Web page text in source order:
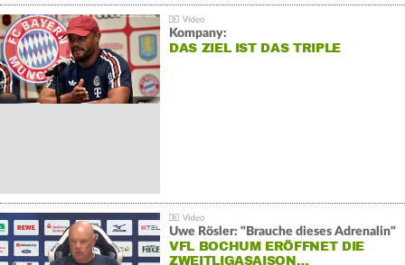
Kompany:
DAS ZIEL IST DAS TRIPLE
Uwe Rösler: "Brauche dieses Adrenalin"
VFL BOCHUM ERÖFFNET DIE
ZWEITLIGASAISON…